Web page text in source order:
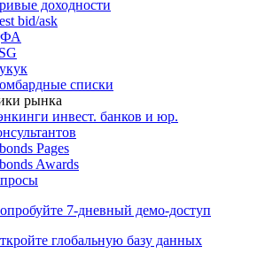
доходности
bid/ask
списки
рынка
инвест. банков и юр.
Pages
Awards
7-дневный демо-доступ
глобальную базу данных